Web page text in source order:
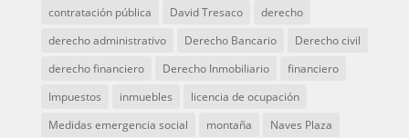
contratación pública
David Tresaco
derecho
derecho administrativo
Derecho Bancario
Derecho civil
derecho financiero
Derecho Inmobiliario
financiero
Impuestos
inmuebles
licencia de ocupación
Medidas emergencia social
montaña
Naves Plaza